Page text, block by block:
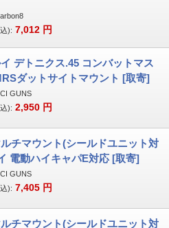
): 7,012 円
デトニクス.45 コンバットマス
ダットサイトマウント [取寄]
GUNS
): 2,950 円
チマウント(シールドユニット対
電動ハイキャパE対応 [取寄]
GUNS
): 7,405 円
チマウント(シールドユニット対